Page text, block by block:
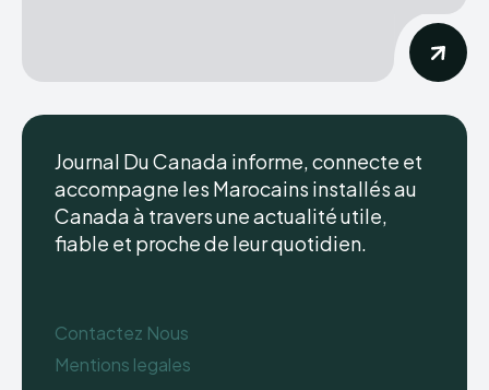
Journal Du Canada informe, connecte et
accompagne les Marocains installés au
Canada à travers une actualité utile,
fiable et proche de leur quotidien.
Contactez Nous
Mentions legales